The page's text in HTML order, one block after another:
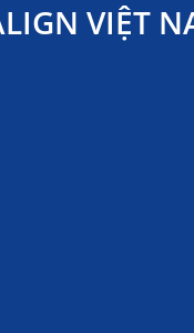
VIỆT